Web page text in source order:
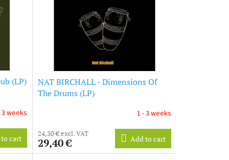
(LP)
3 weeks
cart
NAT BIRCHALL - Dimensions Of
The Drums (LP)
1 - 3 weeks
24,30 € excl. VAT
29,40 € Add to cart